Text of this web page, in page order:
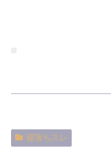
寝落ちスレ